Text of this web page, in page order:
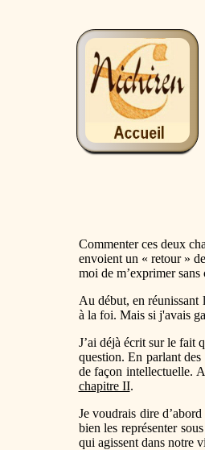
Commenter ces deux
envoient un « retour »
moi de m’exprimer sans
Au début, en réunissant
à la foi. Mais si j'avais
J’ai déjà écrit sur le fait
question. En parlant
de façon intellectuelle.
chapitre II.
Je voudrais dire
bien les représenter
qui agissent dans notre